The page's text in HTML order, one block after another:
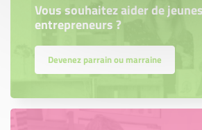
Vous souhaitez aider de jeunes
entrepreneurs ?
Devenez parrain ou marraine